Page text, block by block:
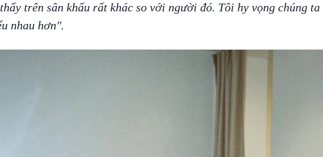
trên sân khấu rất khác so với người đó. Tôi hy vọng chúng ta
nhau hơn".